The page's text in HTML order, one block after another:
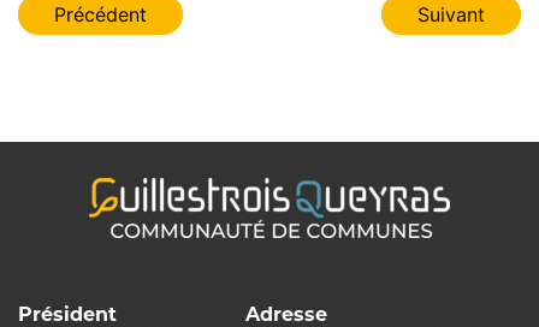
Navigation
Précédent Suivant
Président
Adresse